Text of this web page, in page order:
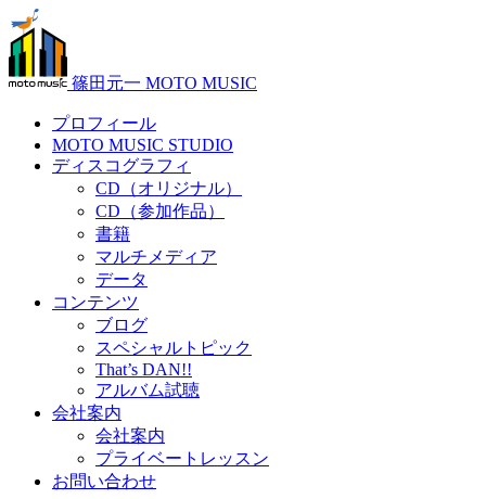
篠田元一 MOTO MUSIC
プロフィール
MOTO MUSIC STUDIO
ディスコグラフィ
CD（オリジナル）
CD（参加作品）
書籍
マルチメディア
データ
コンテンツ
ブログ
スペシャルトピック
That’s DAN!!
アルバム試聴
会社案内
会社案内
プライベートレッスン
お問い合わせ